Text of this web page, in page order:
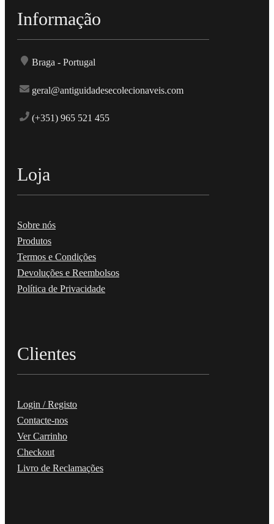
Informação
Braga - Portugal
geral@antiguidadesecolecionaveis.com
(+351) 965 521 455
Loja
Sobre nós
Produtos
Termos e Condições
Devoluções e Reembolsos
Política de Privacidade
Clientes
Login / Registo
Contacte-nos
Ver Carrinho
Checkout
Livro de Reclamações